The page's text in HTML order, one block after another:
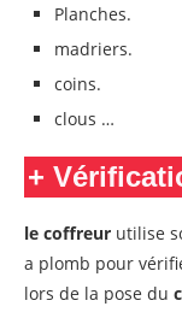
Planches.
madriers.
coins.
clous …
+
le coffreur utilise
a plomb pour
lors de la pose du